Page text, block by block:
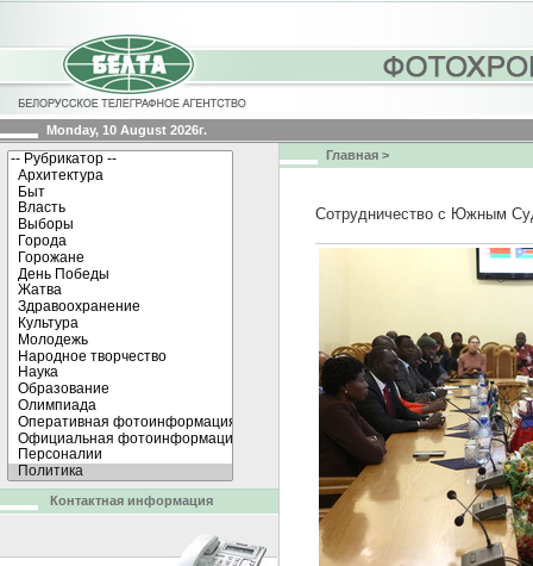
Monday, 10 August 2026г.
Главная >
Сотрудничество с Южным
Контактная информация